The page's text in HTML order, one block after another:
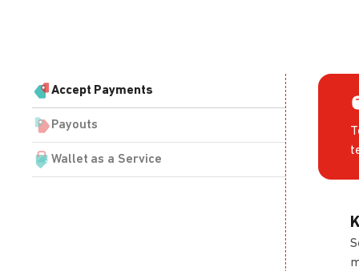
Accept Payments
Payouts
Wallet as a Service